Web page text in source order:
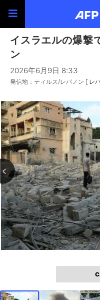
イスラエルの爆撃
ン
2026年6月9日 8:33
発信地：ティルス/レバノン [ レ